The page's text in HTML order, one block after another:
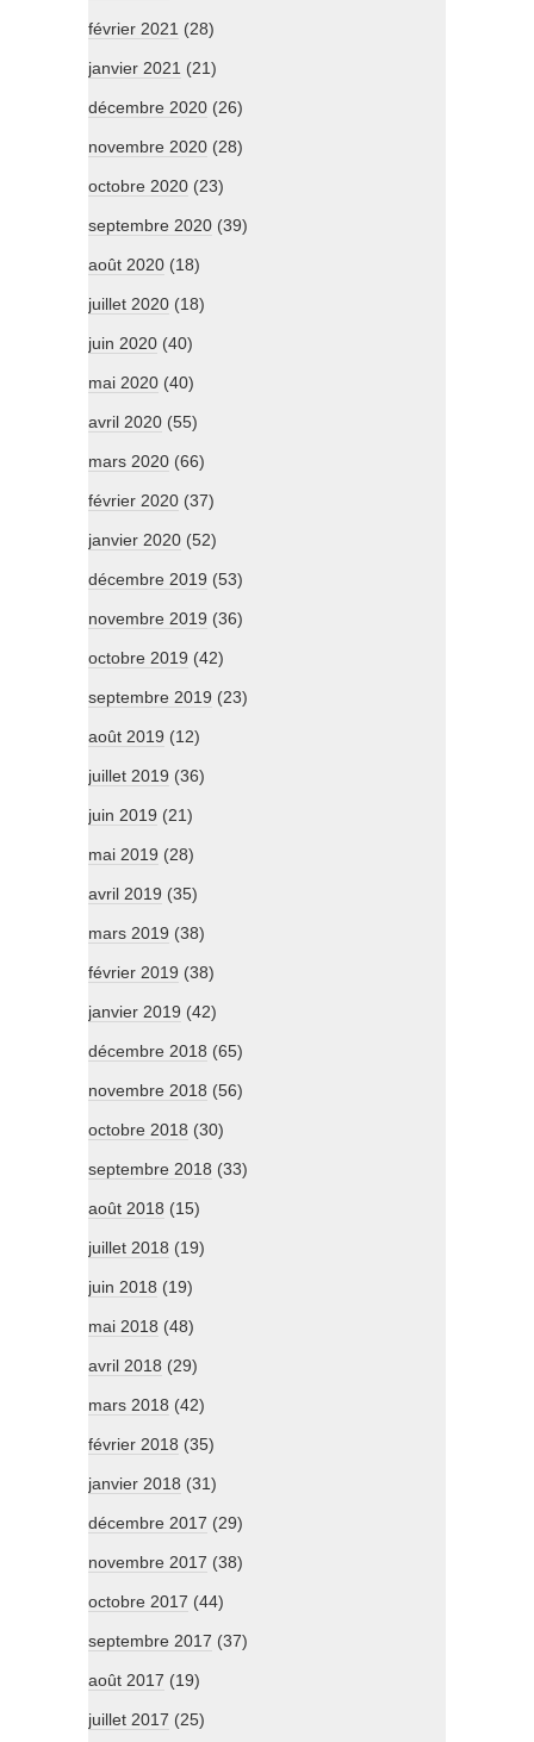
février 2021 (28)
janvier 2021 (21)
décembre 2020 (26)
novembre 2020 (28)
octobre 2020 (23)
septembre 2020 (39)
août 2020 (18)
juillet 2020 (18)
juin 2020 (40)
mai 2020 (40)
avril 2020 (55)
mars 2020 (66)
février 2020 (37)
janvier 2020 (52)
décembre 2019 (53)
novembre 2019 (36)
octobre 2019 (42)
septembre 2019 (23)
août 2019 (12)
juillet 2019 (36)
juin 2019 (21)
mai 2019 (28)
avril 2019 (35)
mars 2019 (38)
février 2019 (38)
janvier 2019 (42)
décembre 2018 (65)
novembre 2018 (56)
octobre 2018 (30)
septembre 2018 (33)
août 2018 (15)
juillet 2018 (19)
juin 2018 (19)
mai 2018 (48)
avril 2018 (29)
mars 2018 (42)
février 2018 (35)
janvier 2018 (31)
décembre 2017 (29)
novembre 2017 (38)
octobre 2017 (44)
septembre 2017 (37)
août 2017 (19)
juillet 2017 (25)